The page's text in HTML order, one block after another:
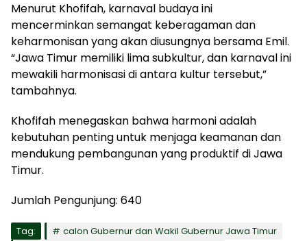
Menurut Khofifah, karnaval budaya ini
mencerminkan semangat keberagaman dan
keharmonisan yang akan diusungnya bersama Emil.
“Jawa Timur memiliki lima subkultur, dan karnaval ini
mewakili harmonisasi di antara kultur tersebut,”
tambahnya.
Khofifah menegaskan bahwa harmoni adalah
kebutuhan penting untuk menjaga keamanan dan
mendukung pembangunan yang produktif di Jawa
Timur.
Jumlah Pengunjung: 640
Tag:
calon Gubernur dan Wakil Gubernur Jawa Timur